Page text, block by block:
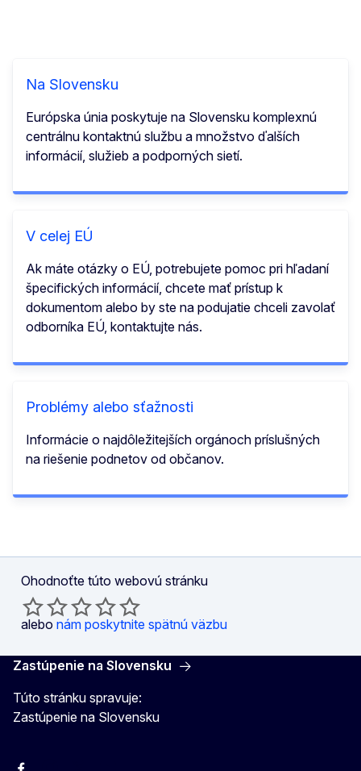
Na Slovensku
Európska únia poskytuje na Slovensku komplexnú
centrálnu kontaktnú službu a množstvo ďalších
informácií, služieb a podporných sietí.
V celej EÚ
Ak máte otázky o EÚ, potrebujete pomoc pri hľadaní
špecifických informácií, chcete mať prístup k
dokumentom alebo by ste na podujatie chceli zavolať
odborníka EÚ, kontaktujte nás.
Problémy alebo sťažnosti
Informácie o najdôležitejších orgánoch príslušných
na riešenie podnetov od občanov.
Ohodnoťte túto webovú stránku
alebo nám poskytnite spätnú väzbu
Zastúpenie na Slovensku
Túto stránku spravuje:
Zastúpenie na Slovensku